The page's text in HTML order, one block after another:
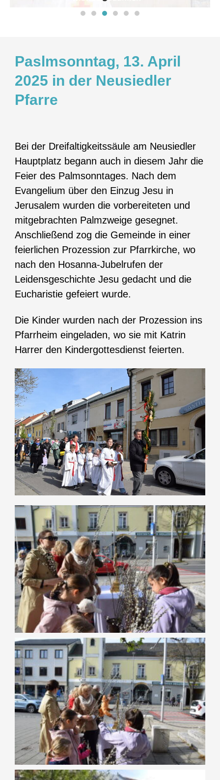
Paslmsonntag, 13. April
2025 in der Neusiedler
Pfarre
Bei der Dreifaltigkeitssäule am Neusiedler
Hauptplatz begann auch in diesem Jahr die
Feier des Palmsonntages. Nach dem
Evangelium über den Einzug Jesu in
Jerusalem wurden die vorbereiteten und
mitgebrachten Palmzweige gesegnet.
Anschließend zog die Gemeinde in einer
feierlichen Prozession zur Pfarrkirche, wo
nach den Hosanna-Jubelrufen der
Leidensgeschichte Jesu gedacht und die
Eucharistie gefeiert wurde.
Die Kinder wurden nach der Prozession ins
Pfarrheim eingeladen, wo sie mit Katrin
Harrer den Kindergottesdienst feierten.